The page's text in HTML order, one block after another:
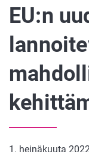
EU:n
1. heinäkuuta